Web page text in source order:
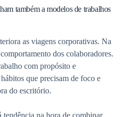
também a modelos de trabalhos
as viagens corporativas. Na
dos colaboradores.
com propósito e
que precisam de foco e
do escritório.
tendência na hora de combinar